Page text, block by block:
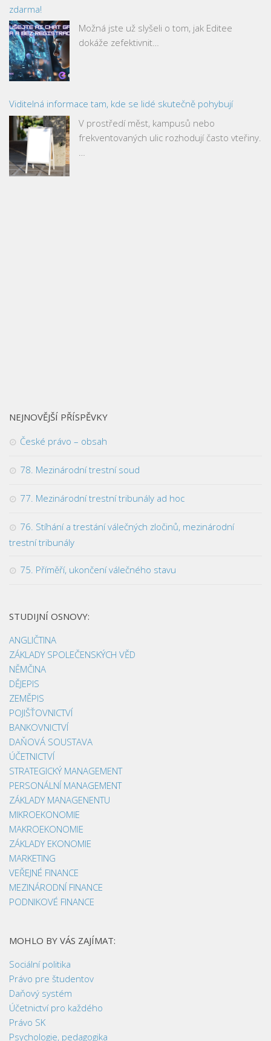
zdarma!
Možná jste už slyšeli o tom, jak Editee
dokáže zefektivnit…
Viditelná informace tam, kde se lidé skutečně pohybují
V prostředí měst, kampusů nebo
frekventovaných ulic rozhodují často vteřiny.
NEJNOVĚJŠÍ PŘÍSPĚVKY
České právo – obsah
78. Mezinárodní trestní soud
77. Mezinárodní trestní tribunály ad hoc
76. Stíhání a trestání válečných zločinů, mezinárodní
trestní tribunály
75. Příměří, ukončení válečného stavu
STUDIJNÍ OSNOVY:
ANGLIČTINA
ZÁKLADY SPOLEČENSKÝCH VĚD
NĚMČINA
DĚJEPIS
ZEMĚPIS
POJIŠŤOVNICTVÍ
BANKOVNICTVÍ
DAŇOVÁ SOUSTAVA
ÚČETNICTVÍ
STRATEGICKÝ MANAGEMENT
PERSONÁLNÍ MANAGEMENT
ZÁKLADY MANAGENENTU
MIKROEKONOMIE
MAKROEKONOMIE
ZÁKLADY EKONOMIE
MARKETING
VEŘEJNÉ FINANCE
MEZINÁRODNÍ FINANCE
PODNIKOVÉ FINANCE
MOHLO BY VÁS ZAJÍMAT:
Sociální politika
Právo pre študentov
Daňový systém
Účetnictví pro každého
Právo SK
Psychologie, pedagogika